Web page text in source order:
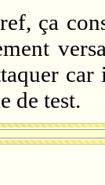
ça
de test.